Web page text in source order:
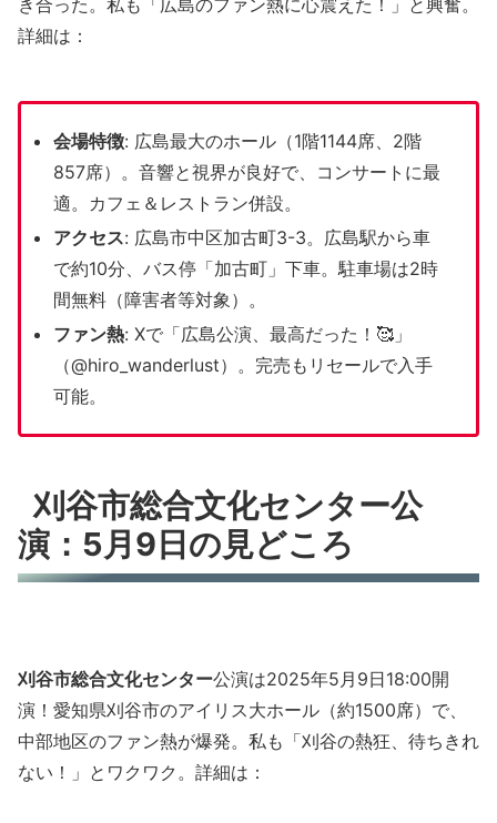
き合った。私も「広島のファン熱に心震えた！」と興奮。
詳細は：
会場特徴: 広島最大のホール（1階1144席、2階
857席）。音響と視界が良好で、コンサートに最
適。カフェ＆レストラン併設。
アクセス: 広島市中区加古町3-3。広島駅から車
で約10分、バス停「加古町」下車。駐車場は2時
間無料（障害者等対象）。
ファン熱: Xで「広島公演、最高だった！🥰」
（@hiro_wanderlust）。完売もリセールで入手
可能。
刈谷市総合文化センター公
演：5月9日の見どころ
刈谷市総合文化センター公演は2025年5月9日18:00開
演！愛知県刈谷市のアイリス大ホール（約1500席）で、
中部地区のファン熱が爆発。私も「刈谷の熱狂、待ちきれ
ない！」とワクワク。詳細は：